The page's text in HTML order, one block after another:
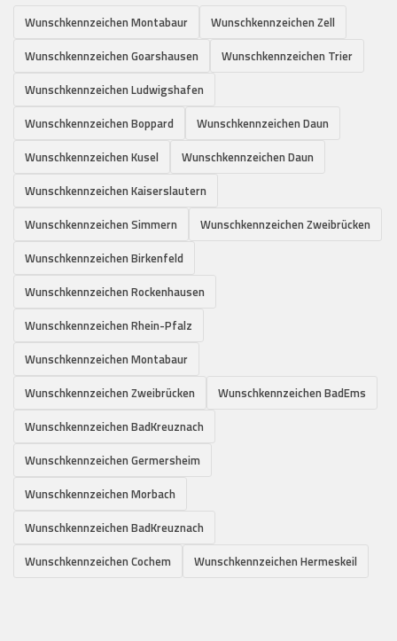
Wunschkennzeichen Montabaur
Wunschkennzeichen Zell
Wunschkennzeichen Goarshausen
Wunschkennzeichen Trier
Wunschkennzeichen Ludwigshafen
Wunschkennzeichen Boppard
Wunschkennzeichen Daun
Wunschkennzeichen Kusel
Wunschkennzeichen Daun
Wunschkennzeichen Kaiserslautern
Wunschkennzeichen Simmern
Wunschkennzeichen Zweibrücken
Wunschkennzeichen Birkenfeld
Wunschkennzeichen Rockenhausen
Wunschkennzeichen Rhein-Pfalz
Wunschkennzeichen Montabaur
Wunschkennzeichen Zweibrücken
Wunschkennzeichen BadEms
Wunschkennzeichen BadKreuznach
Wunschkennzeichen Germersheim
Wunschkennzeichen Morbach
Wunschkennzeichen BadKreuznach
Wunschkennzeichen Cochem
Wunschkennzeichen Hermeskeil